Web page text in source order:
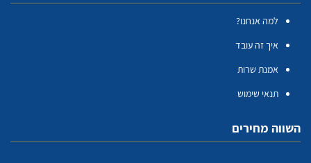
למה אנחנו?
איך זה עובד
אמנת שרות
תנאי שימוש
השווה מחירים